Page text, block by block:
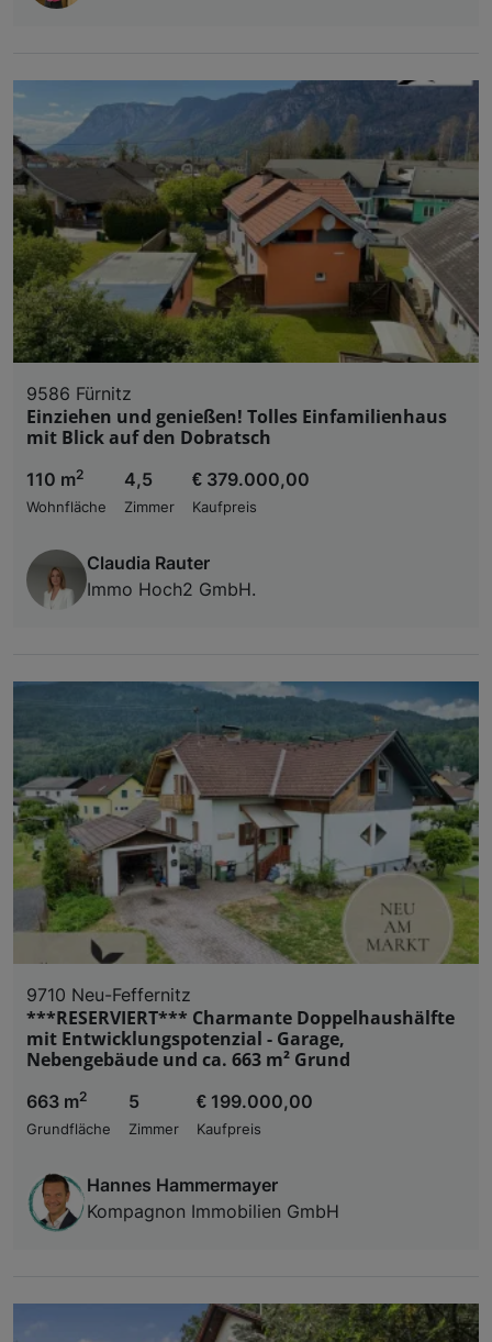
9586 Fürnitz
Einziehen und genießen! Tolles Einfamilienhaus
mit Blick auf den Dobratsch
110 m2
Wohnfläche
4,5
Zimmer
€ 379.000,00
Kaufpreis
Claudia Rauter
Immo Hoch2 GmbH.
9710 Neu-Feffernitz
***RESERVIERT*** Charmante Doppelhaushälfte
mit Entwicklungspotenzial - Garage,
Nebengebäude und ca. 663 m² Grund
663 m2
Grundfläche
5
Zimmer
€ 199.000,00
Kaufpreis
Hannes Hammermayer
Kompagnon Immobilien GmbH